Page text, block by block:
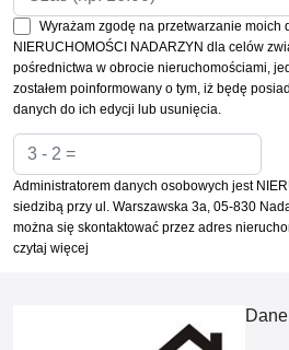
Wyrażam zgodę na przetwarzanie moich
NIERUCHOMOŚCI NADARZYN dla celów
pośrednictwa w obrocie nieruchomościami,
zostałem poinformowany o tym, iż będę
danych do ich edycji lub usunięcia.
Administratorem danych osobowych jest
siedzibą przy ul. Warszawska 3a, 05-830
można się skontaktować przez adres
czytaj więcej